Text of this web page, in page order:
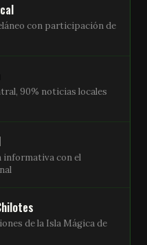
con participación de
90% noticias locales
informativa con el
de la Isla Mágica de